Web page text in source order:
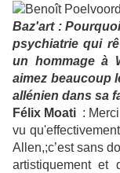
Baz'art :
psychiatrie qui
un hommage à
aimez beaucoup
allénien dans sa
Félix Moati :
vu
Allen,;c’est sans
artistiquement